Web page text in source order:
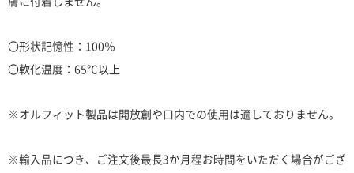
〇形状記憶性：100％
〇軟化温度：65℃以上
※オルフィット製品は開放創や口内での使用は適しておりません。
※輸入品につき、ご注文後最長3か月程お時間をいただく場合がござ